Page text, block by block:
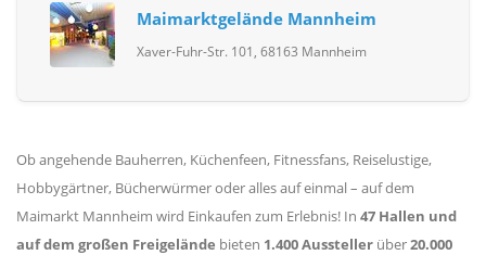
Maimarktgelände Mannheim
Xaver-Fuhr-Str. 101, 68163 Mannheim
Ob angehende Bauherren, Küchenfeen, Fitnessfans, Reiselustige,
Hobbygärtner, Bücherwürmer oder alles auf einmal – auf dem
Maimarkt Mannheim wird Einkaufen zum Erlebnis! In 47 Hallen und
auf dem großen Freigelände bieten 1.400 Aussteller über20.000